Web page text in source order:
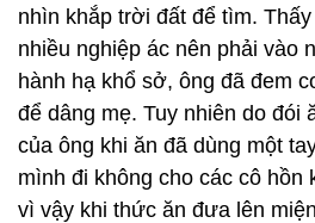
nhìn khắp trời đất để tìm.
nhiều nghiệp ác nên phải vào
hành hạ khổ sở, ông đã đem
để dâng mẹ. Tuy nhiên do đói
của ông khi ăn đã dùng một
mình đi không cho các cô hồn
vì vậy khi thức ăn đưa lên